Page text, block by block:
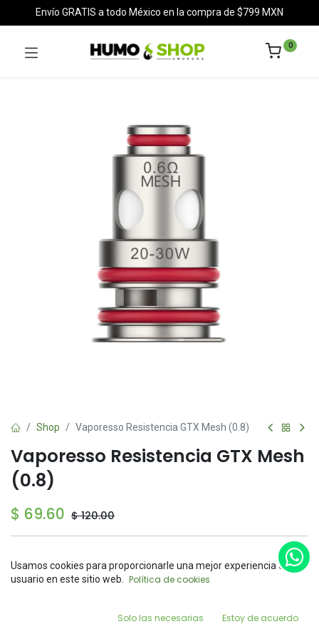
Price:
Add to Cart
Envío GRATIS a todo México en la compra de $799 MXN
0
Shop Vaporesso Resistencia GTX Mesh (0.8)
Vaporesso Resistencia GTX Mesh
(0.8)
$ 69.60 $120.00
Reciba una notificación cuando el producto vuelva a
estar disponible
Guardar para más tarde
Usamos cookies para proporcionarle una mejor experiencia de
usuario en este sitio web.
Política de cookies
Solo las necesarias Estoy de acuerdo